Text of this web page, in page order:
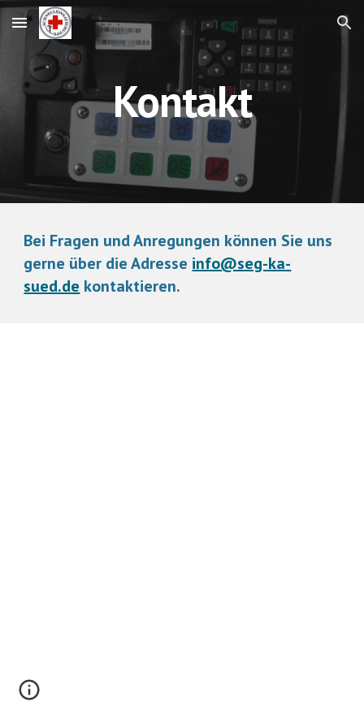
Skip to main content Skip to navigation
Kontakt
Bei Fragen und Anregungen können Sie uns
gerne über die Adresse info@seg-ka-
sued.de kontaktieren.